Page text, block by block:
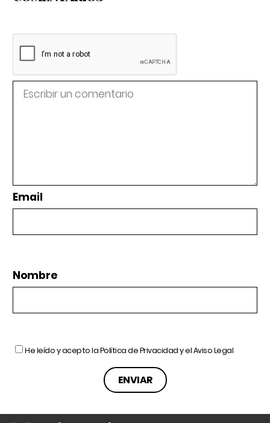
Email
Nombre
He leído y acepto laPolítica de Privacidady elAviso Legal